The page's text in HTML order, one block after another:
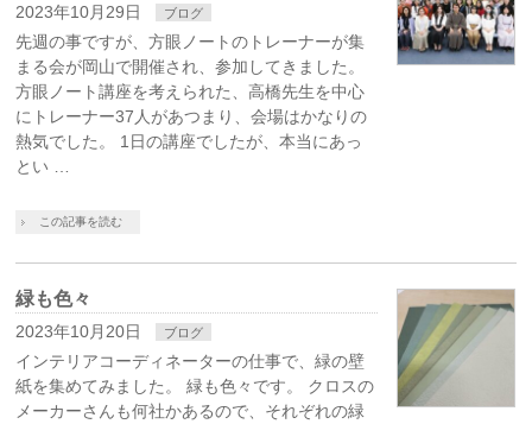
2023年10月29日 ブログ
先週の事ですが、方眼ノートのトレーナーが集
まる会が岡山で開催され、参加してきました。
方眼ノート講座を考えられた、高橋先生を中心
にトレーナー37人があつまり、会場はかなりの
熱気でした。 1日の講座でしたが、本当にあっ
とい …
この記事を読む
緑も色々
2023年10月20日 ブログ
インテリアコーディネーターの仕事で、緑の壁
紙を集めてみました。 緑も色々です。 クロスの
メーカーさんも何社かあるので、それぞれの緑